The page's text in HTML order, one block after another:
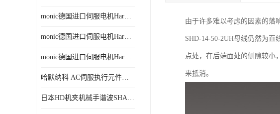
monic德国进口伺服电机Har中国总代理代理
monic德国进口伺服电机Har中国总代理公司
monic德国进口伺服电机Har中国总代理供应
哈默纳科 AC伺服执行元件扁平型SHA系列
日本HD机夹机械手谐波SHA32A120CG-B12B
由于许多难以考虑的因素的落
SHD-14-50-2UH母线仍然为
点处，在后端面处的侧隙较小
来抵消。